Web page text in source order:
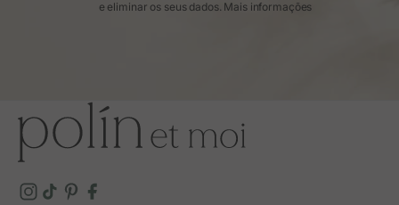
e eliminar os seus dados. Mais informações